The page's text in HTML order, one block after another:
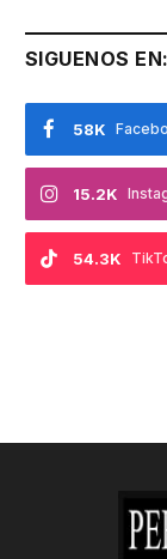
SIGUENOS EN:
58K
15.2K
54.3K